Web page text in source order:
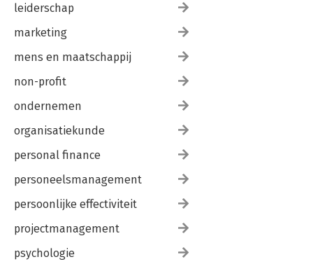
leiderschap
marketing
mens en maatschappij
non-profit
ondernemen
organisatiekunde
personal finance
personeelsmanagement
persoonlijke effectiviteit
projectmanagement
psychologie